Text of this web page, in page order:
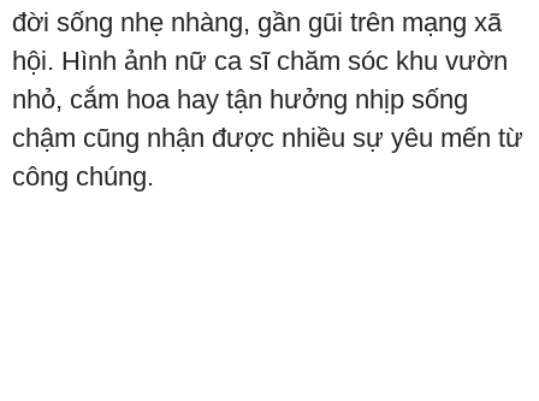
đời sống nhẹ nhàng, gần gũi trên mạng xã
hội. Hình ảnh nữ ca sĩ chăm sóc khu vườn
nhỏ, cắm hoa hay tận hưởng nhịp sống
chậm cũng nhận được nhiều sự yêu mến từ
công chúng.